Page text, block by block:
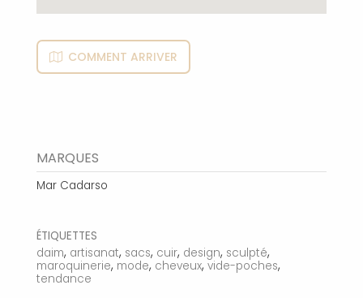
COMMENT ARRIVER
MARQUES
Mar Cadarso
ÉTIQUETTES
daim, artisanat, sacs, cuir, design, sculpté,
maroquinerie, mode, cheveux, vide-poches,
tendance